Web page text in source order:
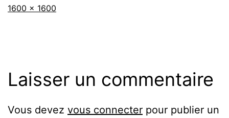
Taille
1600 × 1600
Laisser un commentaire
Vous devez vous connecter pour publier un